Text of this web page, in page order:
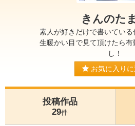
きんのた
素人が好きだけで書いている
生暖かい目で見て頂けたら
し！
お気に入りに
投稿作品
29件